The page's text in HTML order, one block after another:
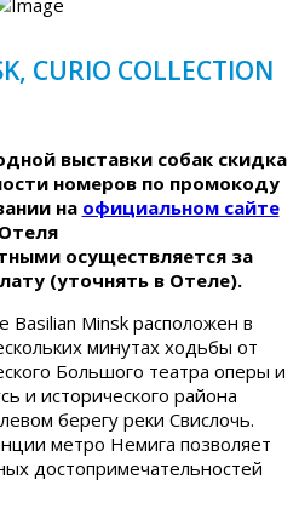
CURIO COLLECTION
выставки собак скидка
номеров по промокоду
на официальном сайте
Отеля
осуществляется за
(уточнять в Отеле).
Minsk расположен в
минутах ходьбы от
Большого театра оперы и
и исторического района
берегу реки Свислочь.
метро Немига позволяет
достопримечательностей